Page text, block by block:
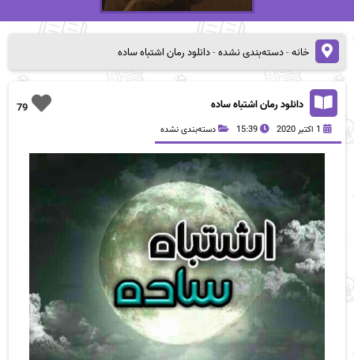
خانه-دسته‌بندی نشده-دانلود رمان اشتباه ساده
79 دانلود رمان اشتباه ساده
1 اکتبر 2020 15:39 دسته‌بندی نشده